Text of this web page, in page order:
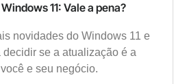
11: Vale a pena?
novidades do Windows 11 e
se a atualização é a
e seu negócio.